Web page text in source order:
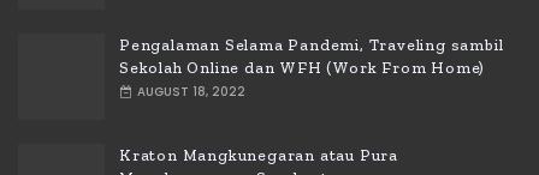
Pengalaman Selama Pandemi, Traveling sambil
Sekolah Online dan WFH (Work From Home)
AUGUST 18, 2022
Kraton Mangkunegaran atau Pura